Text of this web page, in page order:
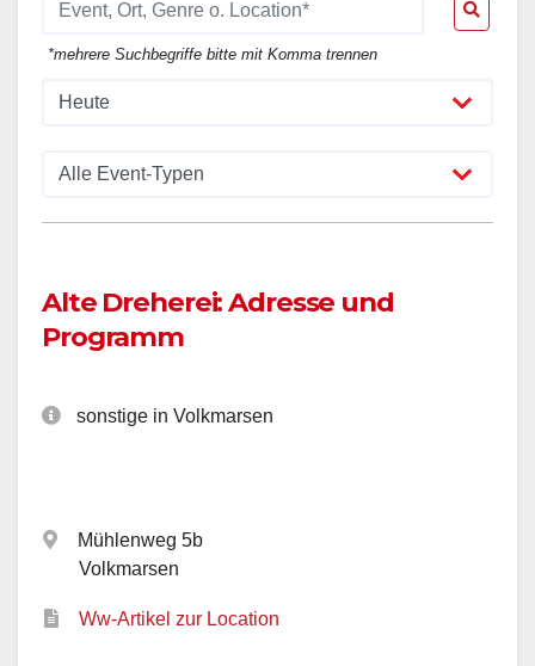
*mehrere Suchbegriffe bitte mit Komma trennen
Alte Dreherei: Adresse und
Programm
sonstige in Volkmarsen
Mühlenweg 5b
Volkmarsen
Ww-Artikel zur Location